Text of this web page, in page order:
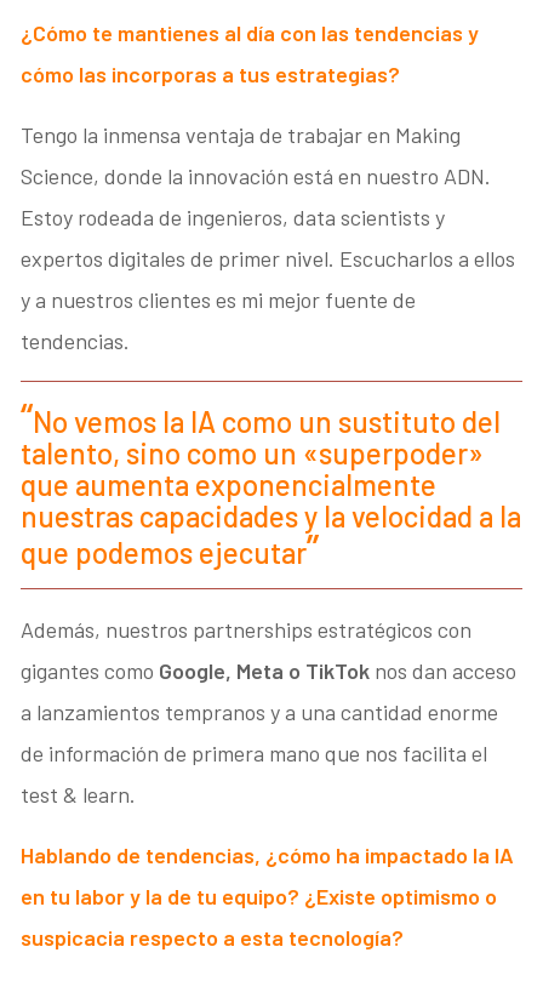
¿Cómo te mantienes al día con las tendencias y
cómo las incorporas a tus estrategias?
Tengo la inmensa ventaja de trabajar en Making
Science, donde la innovación está en nuestro ADN.
Estoy rodeada de ingenieros, data scientists y
expertos digitales de primer nivel. Escucharlos a ellos
y a nuestros clientes es mi mejor fuente de
tendencias.
No vemos la IA como un sustituto del
talento, sino como un «superpoder»
que aumenta exponencialmente
nuestras capacidades y la velocidad a la
que podemos ejecutar
Además, nuestros partnerships estratégicos con
gigantes como Google, Meta o TikTok nos dan acceso
a lanzamientos tempranos y a una cantidad enorme
de información de primera mano que nos facilita el
test & learn.
Hablando de tendencias, ¿cómo ha impactado la IA
en tu labor y la de tu equipo? ¿Existe optimismo o
suspicacia respecto a esta tecnología?